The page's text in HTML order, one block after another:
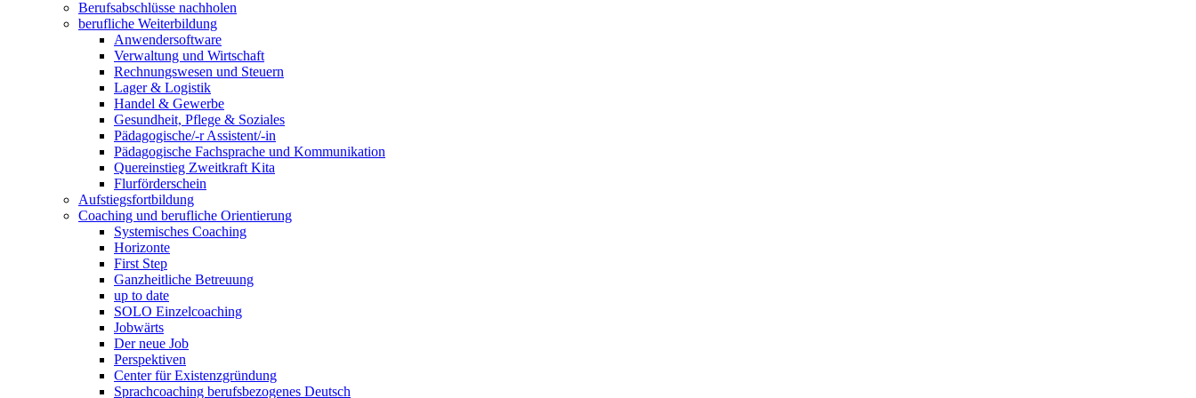
Berufsabschlüsse nachholen
berufliche Weiterbildung
Anwendersoftware
Verwaltung und Wirtschaft
Rechnungswesen und Steuern
Lager & Logistik
Handel & Gewerbe
Gesundheit, Pflege & Soziales
Pädagogische/-r Assistent/-in
Pädagogische Fachsprache und Kommunikation
Quereinstieg Zweitkraft Kita
Flurförderschein
Aufstiegsfortbildung
Coaching und berufliche Orientierung
Systemisches Coaching
Horizonte
First Step
Ganzheitliche Betreuung
up to date
SOLO Einzelcoaching
Jobwärts
Der neue Job
Perspektiven
Center für Existenzgründung
Sprachcoaching berufsbezogenes Deutsch